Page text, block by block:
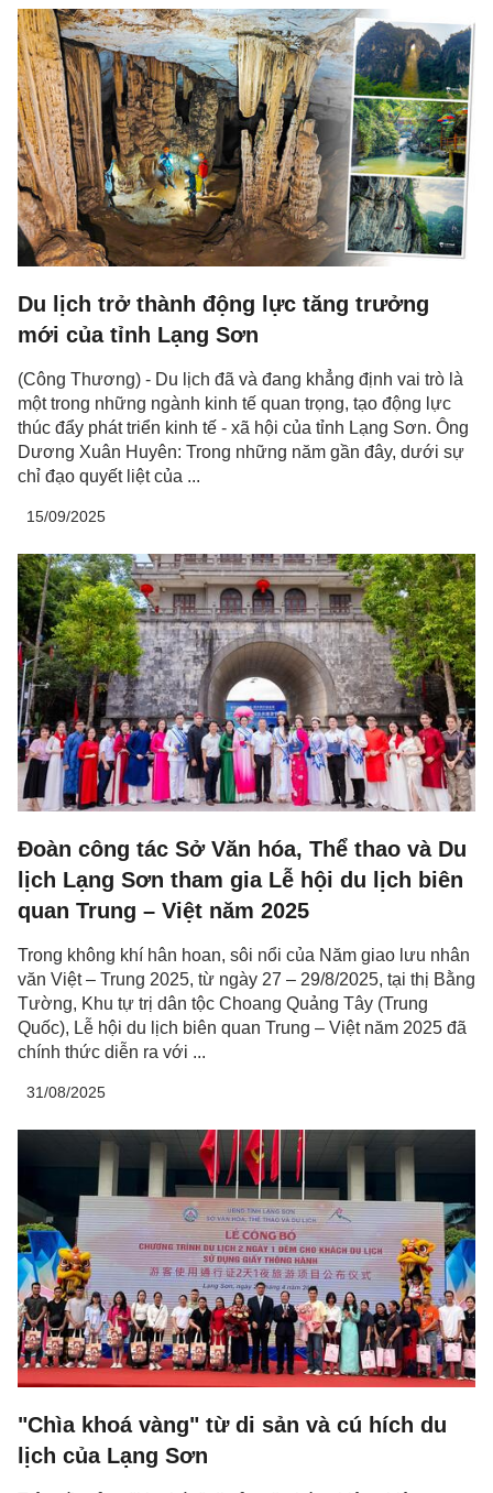
Du lịch trở thành động lực tăng trưởng
mới của tỉnh Lạng Sơn
(Công Thương) - Du lịch đã và đang khẳng định vai trò là
một trong những ngành kinh tế quan trọng, tạo động lực
thúc đẩy phát triển kinh tế - xã hội của tỉnh Lạng Sơn. Ông
Dương Xuân Huyên: Trong những năm gần đây, dưới sự
chỉ đạo quyết liệt của ...
15/09/2025
Đoàn công tác Sở Văn hóa, Thể thao và Du
lịch Lạng Sơn tham gia Lễ hội du lịch biên
quan Trung – Việt năm 2025
Trong không khí hân hoan, sôi nổi của Năm giao lưu nhân
văn Việt – Trung 2025, từ ngày 27 – 29/8/2025, tại thị Bằng
Tường, Khu tự trị dân tộc Choang Quảng Tây (Trung
Quốc), Lễ hội du lịch biên quan Trung – Việt năm 2025 đã
chính thức diễn ra với ...
31/08/2025
"Chìa khoá vàng" từ di sản và cú hích du
lịch của Lạng Sơn